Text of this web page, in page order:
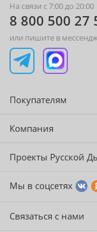
На связи с 7:00 до 20:00
8 800 500 27
или пишите в
Покупателям
Компания
Проекты Русской
Мы в соцсетях
Связаться с нами